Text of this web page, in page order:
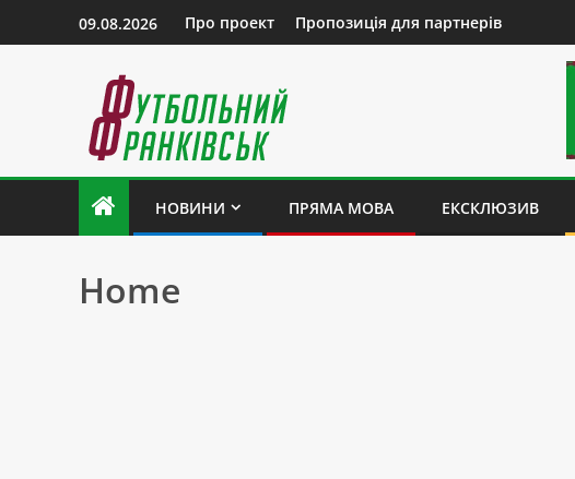
09.08.2026 Про проект Пропозиція для партнерів
НОВИНИ ПРЯМА МОВА ЕКСКЛЮЗИВ
Home